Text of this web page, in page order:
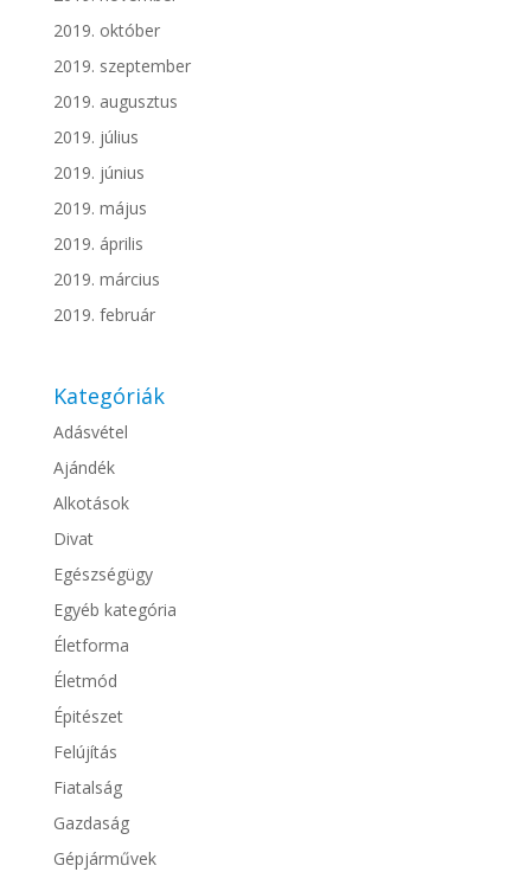
2019. október
2019. szeptember
2019. augusztus
2019. július
2019. június
2019. május
2019. április
2019. március
2019. február
Kategóriák
Adásvétel
Ajándék
Alkotások
Divat
Egészségügy
Egyéb kategória
Életforma
Életmód
Épitészet
Felújítás
Fiatalság
Gazdaság
Gépjárművek